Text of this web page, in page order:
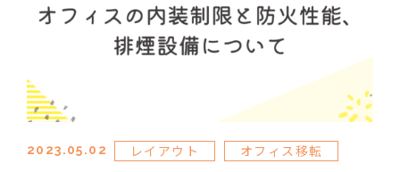
2023.05.02 レイアウト
オフィス移転